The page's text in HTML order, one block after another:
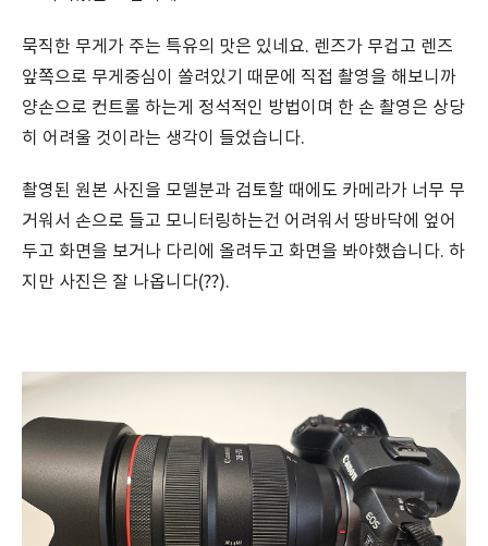
묵직한 무게가 주는 특유의 맛은 있네요. 렌즈가 무겁고 렌즈
앞쪽으로 무게중심이 쏠려있기 때문에 직접 촬영을 해보니까
양손으로 컨트롤 하는게 정석적인 방법이며 한 손 촬영은 상당
히 어려울 것이라는 생각이 들었습니다.
촬영된 원본 사진을 모델분과 검토할 때에도 카메라가 너무 무
거워서 손으로 들고 모니터링하는건 어려워서 땅바닥에 엎어
두고 화면을 보거나 다리에 올려두고 화면을 봐야했습니다. 하
지만 사진은 잘 나옵니다(??).